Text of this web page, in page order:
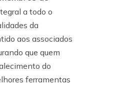
a todo o
da
aos associados
que quem
do
ferramentas